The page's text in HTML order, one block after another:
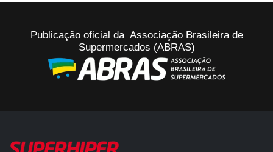
Publicação oficial da Associação Brasileira de
Supermercados (ABRAS)